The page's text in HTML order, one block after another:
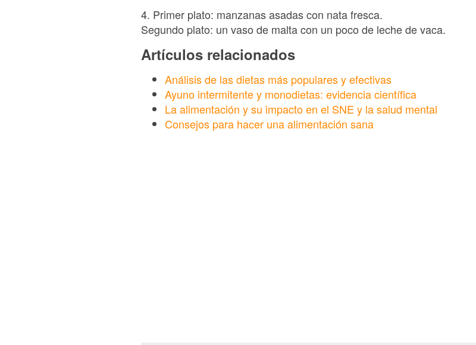
4. Primer plato: manzanas asadas con nata fresca.
Segundo plato: un vaso de malta con un poco de leche de vaca.
Artículos relacionados
Análisis de las dietas más populares y efectivas
Ayuno intermitente y monodietas: evidencia científica
La alimentación y su impacto en el SNE y la salud mental
Consejos para hacer una alimentación sana